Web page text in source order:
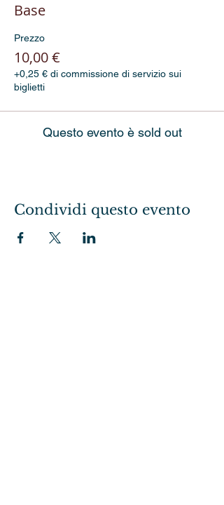
Base
Prezzo
10,00 €
+0,25 € di commissione di servizio sui
biglietti
Questo evento è sold out
Condividi questo evento